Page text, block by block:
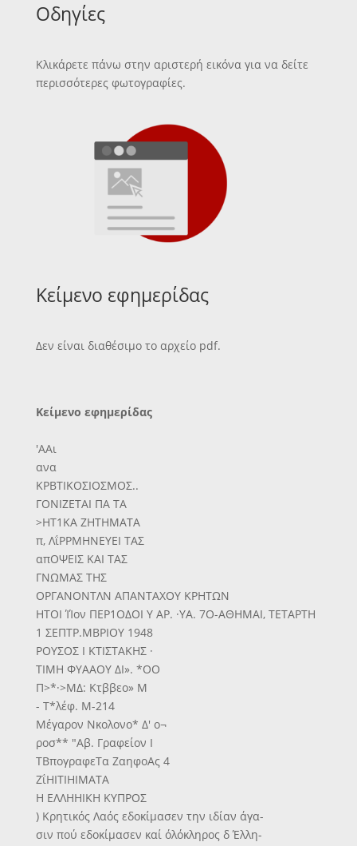
Οδηγίες
Κλικάρετε πάνω στην αριστερή εικόνα για να δείτε
περισσότερες φωτογραφίες.
Κείμενο εφημερίδας
Δεν είναι διαθέσιμο το αρχείο pdf.
Κείμενο εφημερίδας
'ΑΑι
ανα
ΚΡΒΤΙΚΟΣΙΟΣΜΟΣ..
ΓΟΝΙΖΕΤΑΙ ΠΑ ΤΑ
>ΗΤ1ΚΑ ΖΗΤΗΜΑΤΑ
π, ΛΐΡΡΜΗΝΕΥΕΙ ΤΑΣ
απΟΨΕΙΣ ΚΑΙ ΤΑΣ
ΓΝΩΜΑΣ ΤΗΣ
ΟΡΓΑΝΟΝΤΛΝ ΑΠΑΝΤΑΧΟΥ ΚΡΗΤΩΝ
ΗΤΟΙ ΊΊον ΠΕΡ1ΟΔΟΙ Υ ΑΡ. ·ΥΑ. 7Ο-ΑΘΗΜΑΙ, ΤΕΤΑΡΤΗ
1 ΣΕΠΤΡ.ΜΒΡΙΟΥ 1948
ΡΟΥΣΟΣ Ι ΚΤΙΣΤΑΚΗΣ ·
ΤΙΜΗ ΦΥΑΑΟΥ ΔΙ». *ΟΟ
Π>*·>ΜΔ: Κτββεο» Μ
- Τ*λέφ. Μ-214
Μέγαρον Νκολονο* Δ' ο¬
ροσ** "Αβ. Γραφείον Ι
ΤΒπογραφεΤα ΖαηφοΑς 4
ΖΐΗΙΤΙΗΙΜΑΤΑ
Η ΕΛΛΗΗΙΚΗ ΚΥΠΡΟΣ
) Κρητικός Λαός εδοκίμασεν την ιδίαν άγα-
σιν πού εδοκίμασεν καί όλόκληρος δ Έλλη-